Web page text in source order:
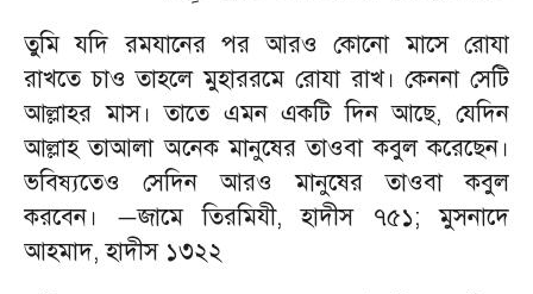
তুমি যদি রমযানের পর আরও কোনো মাসে রোযা
রাখতে চাও তাহলে মুহাররমে রোযা রাখ। কেননা সেটি
আল্লাহর মাস। তাতে এমন একটি দিন আছে,যেদিন
আল্লাহ তাআলা অনেক মানুষের তাওবা কবুল করেছেন।
ভবিষ্যতেও সেদিন আরও মানুষের তাওবা কবুল
করবেন।
—জামে তিরমিযী,হাদীস ৭৫১;মুসনাদে
আহমাদ,হাদীস ১৩২২